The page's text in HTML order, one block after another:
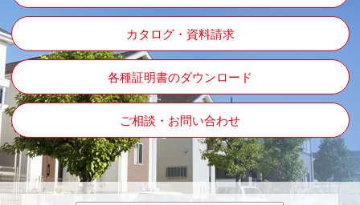
カタログ・資料請求
各種証明書のダウンロード
ご相談・お問い合わせ